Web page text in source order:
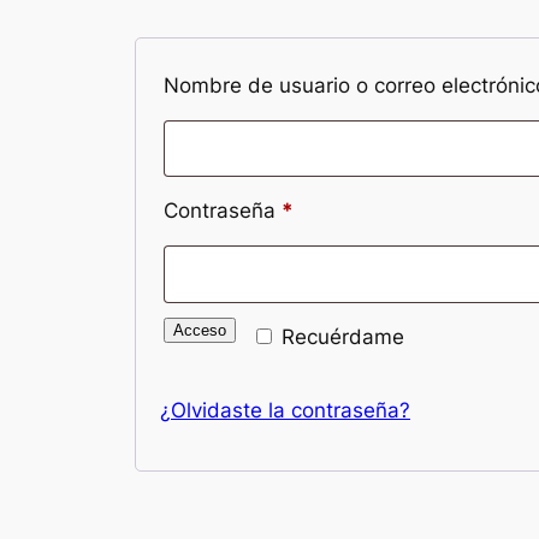
Nombre de usuario o correo
Contraseña *
Recuérdame
Acceso
¿Olvidaste la contraseña?